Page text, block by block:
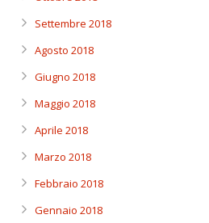
Settembre 2018
Agosto 2018
Giugno 2018
Maggio 2018
Aprile 2018
Marzo 2018
Febbraio 2018
Gennaio 2018